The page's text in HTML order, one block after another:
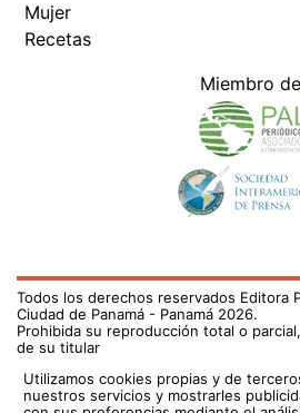
Mujer
Recetas
Miembro
Todos los derechos reservados Editora
Ciudad de Panamá - Panamá 2026.
Prohibida su reproducción total o
de su titular
Utilizamos cookies propias y de
nuestros servicios y mostrarles